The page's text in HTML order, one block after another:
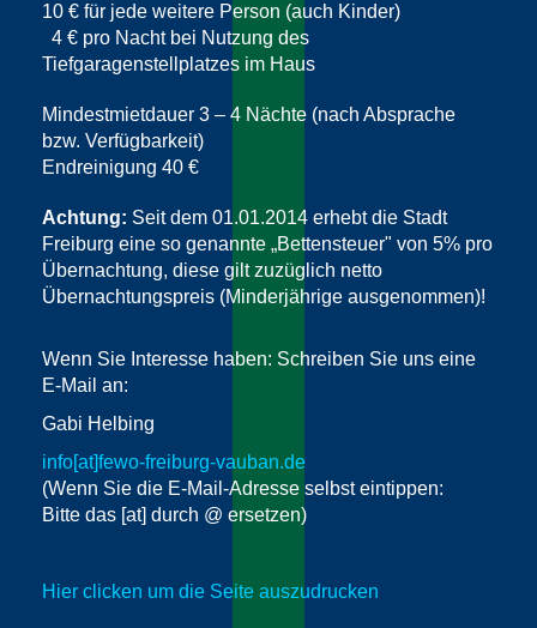
10 € für jede weitere Person (auch Kinder)
4 € pro Nacht bei Nutzung des
Tiefgaragenstellplatzes im Haus
Mindestmietdauer 3 – 4 Nächte (nach Absprache
bzw. Verfügbarkeit)
Endreinigung 40 €
Achtung: Seit dem 01.01.2014 erhebt die Stadt
Freiburg eine so genannte „Bettensteuer" von 5% pro
Übernachtung, diese gilt zuzüglich netto
Übernachtungspreis (Minderjährige ausgenommen)!
Wenn Sie Interesse haben: Schreiben Sie uns eine
E-Mail an:
Gabi Helbing
info[at]fewo-freiburg-vauban.de
(Wenn Sie die E-Mail-Adresse selbst eintippen:
Bitte das [at] durch @ ersetzen)
Hier clicken um die Seite auszudrucken